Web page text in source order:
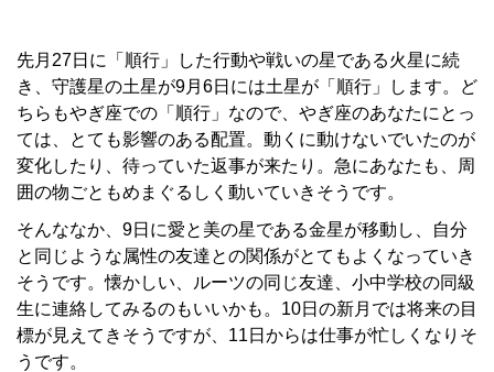
先月27日に「順行」した行動や戦いの星である火星に続
き、守護星の土星が9月6日には土星が「順行」します。ど
ちらもやぎ座での「順行」なので、やぎ座のあなたにとっ
ては、とても影響のある配置。動くに動けないでいたのが
変化したり、待っていた返事が来たり。急にあなたも、周
囲の物ごともめまぐるしく動いていきそうです。
そんななか、9日に愛と美の星である金星が移動し、自分
と同じような属性の友達との関係がとてもよくなっていき
そうです。懐かしい、ルーツの同じ友達、小中学校の同級
生に連絡してみるのもいいかも。10日の新月では将来の目
標が見えてきそうですが、11日からは仕事が忙しくなりそ
うです。